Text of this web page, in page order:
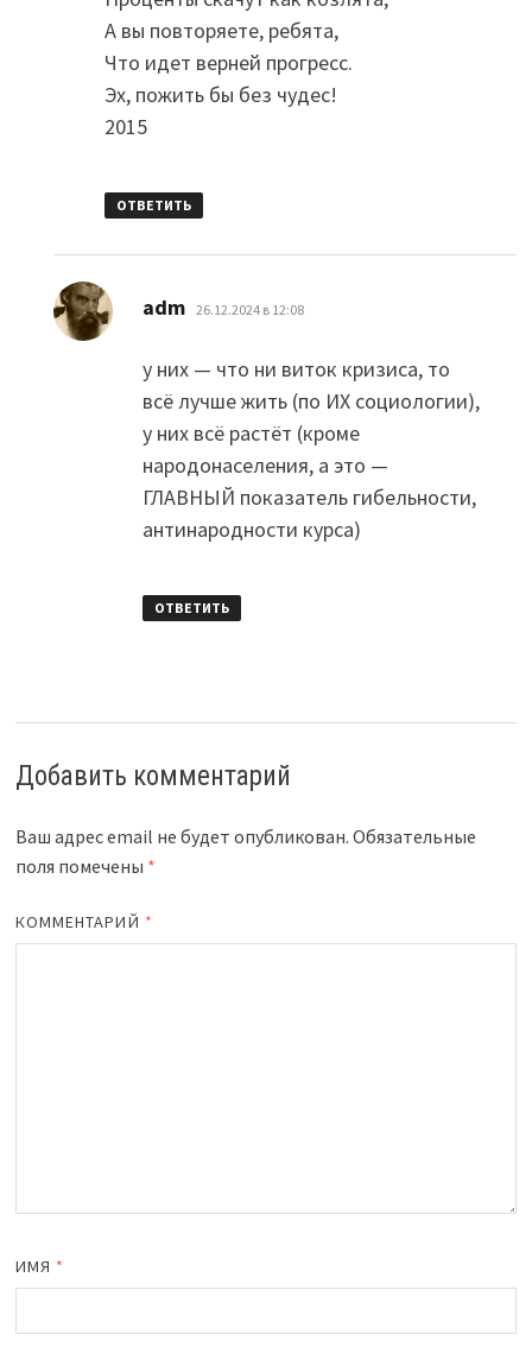
А вы повторяете, ребята,
Что идет верней прогресс.
Эх, пожить бы без чудес!
2015
ОТВЕТИТЬ
adm: 26.12.2024 в 12:08
у них — что ни виток кризиса, то
всё лучше жить (по ИХ социологии),
у них всё растёт (кроме
народонаселения, а это —
ГЛАВНЫЙ показатель гибельности,
антинародности курса)
ОТВЕТИТЬ
Добавить комментарий
Ваш адрес email не будет опубликован. Обязательные
поля помечены *
КОММЕНТАРИЙ *
ИМЯ *